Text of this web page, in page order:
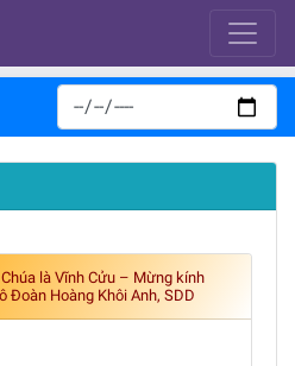
là Vĩnh Cửu – Mừng kính
Đoàn Hoàng Khôi Anh, SDD